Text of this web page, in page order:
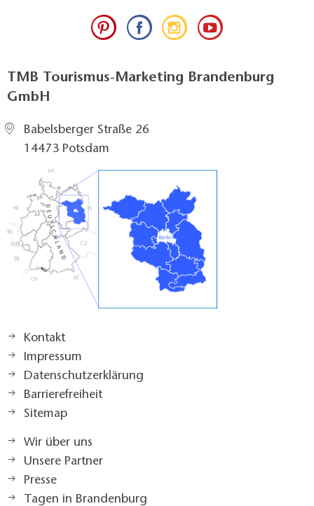
TMB Tourismus-Marketing Brandenburg
GmbH
Babelsberger Straße 26
14473 Potsdam
Kontakt
Impressum
Datenschutzerklärung
Barrierefreiheit
Sitemap
Wir über uns
Unsere Partner
Presse
Tagen in Brandenburg